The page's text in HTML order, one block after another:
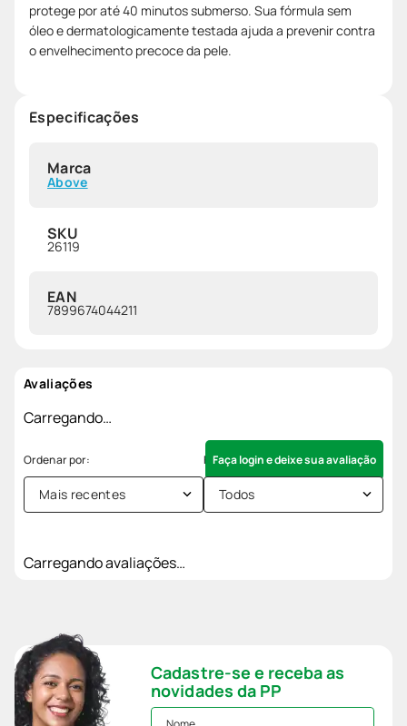
protege por até 40 minutos submerso. Sua fórmula sem
óleo e dermatologicamente testada ajuda a prevenir contra
o envelhecimento precoce da pele.
Especificações
Marca
Above
SKU
26119
EAN
7899674044211
Avaliações
Carregando…
Faça login e deixe sua avaliação
Mais recentes Todos
Carregando avaliações…
Cadastre-se e receba as
novidades da PP